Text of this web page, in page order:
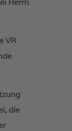
Herrn
VR
die